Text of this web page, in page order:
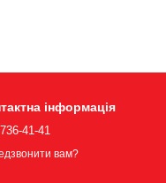
інформація
41-41
вам?